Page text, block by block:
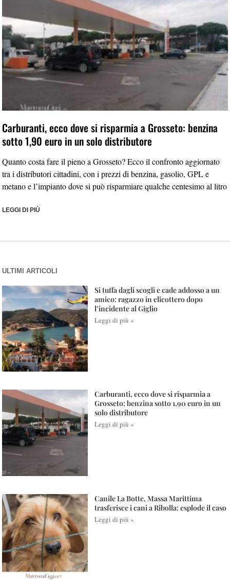
Carburanti, ecco dove si risparmia a Grosseto: benzina
sotto 1,90 euro in un solo distributore
Quanto costa fare il pieno a Grosseto? Ecco il confronto aggiornato
tra i distributori cittadini, con i prezzi di benzina, gasolio, GPL e
metano e l’impianto dove si può risparmiare qualche centesimo al litro
LEGGI DI PIÙ
ULTIMI ARTICOLI
Si tuffa dagli scogli e cade addosso a un
amico: ragazzo in elicottero dopo
l’incidente al Giglio
Leggi di più »
Carburanti, ecco dove si risparmia a
Grosseto: benzina sotto 1,90 euro in un
solo distributore
Leggi di più »
Canile La Botte, Massa Marittima
trasferisce i cani a Ribolla: esplode il caso
Leggi di più »